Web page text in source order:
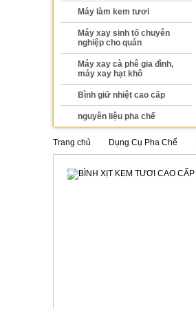
Máy làm kem tươi
Máy xay sinh tố chuyên
nghiệp cho quán
Máy xay cà phê gia đình,
máy xay hạt khô
Bình giữ nhiệt cao cấp
nguyên liệu pha chế
Trang chủ Dụng Cụ Pha Chế
-42%